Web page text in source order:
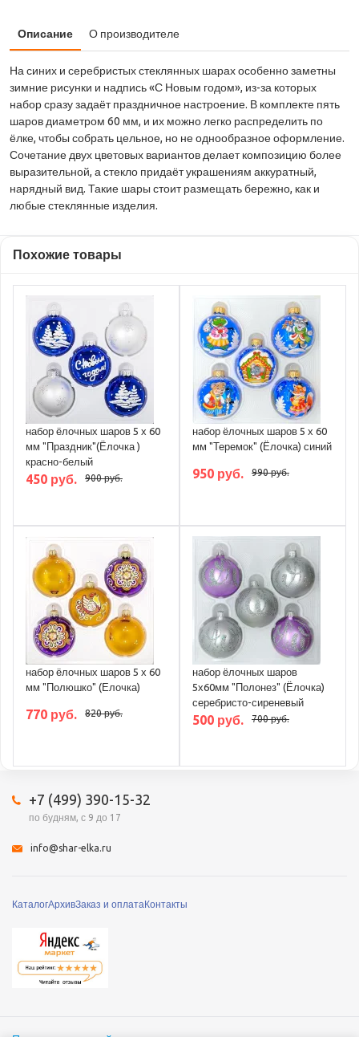
Описание О производителе
На синих и серебристых стеклянных шарах особенно заметны
зимние рисунки и надпись «С Новым годом», из-за которых
набор сразу задаёт праздничное настроение. В комплекте пять
шаров диаметром 60 мм, и их можно легко распределить по
ёлке, чтобы собрать цельное, но не однообразное оформление.
Сочетание двух цветовых вариантов делает композицию более
выразительной, а стекло придаёт украшениям аккуратный,
нарядный вид. Такие шары стоит размещать бережно, как и
любые стеклянные изделия.
Похожие товары
набор ёлочных шаров 5 х 60
мм "Праздник"(Ёлочка )
красно-белый
450 руб. 900 руб.
набор ёлочных шаров 5 х 60
мм "Теремок" (Ёлочка) синий
950 руб. 990 руб.
набор ёлочных шаров 5 х 60
мм "Полюшко" (Елочка)
770 руб. 820 руб.
набор ёлочных шаров
5х60мм "Полонез" (Ёлочка)
серебристо-сиреневый
500 руб. 700 руб.
КаталогАрхивЗаказ и оплатаКонтакты
+7 (499) 390-15-32
по будням, с 9 до 17
info@shar-elka.ru